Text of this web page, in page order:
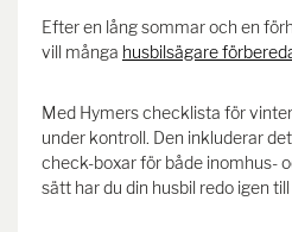
Efter en lång sommar och en
vill många husbilsägare
Med Hymers checklista för
under kontroll. Den inkluderar
check-boxar för både inomhus-
sätt har du din husbil redo igen